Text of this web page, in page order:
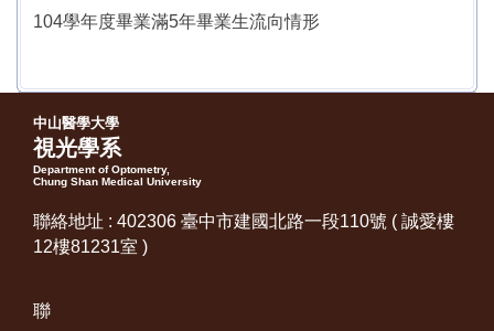
104學年度畢業滿5年畢業生流向情形
中山醫學大學
視光學系
Department of Optometry,
Chung Shan Medical University
聯絡地址 : 402306 臺中市建國北路一段110號 ( 誠愛樓
12樓81231室 )
聯